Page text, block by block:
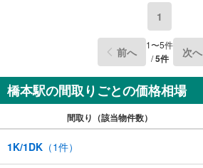
1
前へ 1〜5件
/5件 次へ
橋本駅の間取りごとの価格相場
間取り（該当物件数）
1K/1DK （1件）